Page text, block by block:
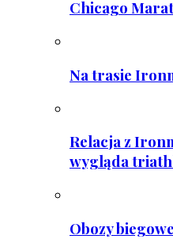
Chicago
Na trasie
Relacja z
wygląda
Obozy